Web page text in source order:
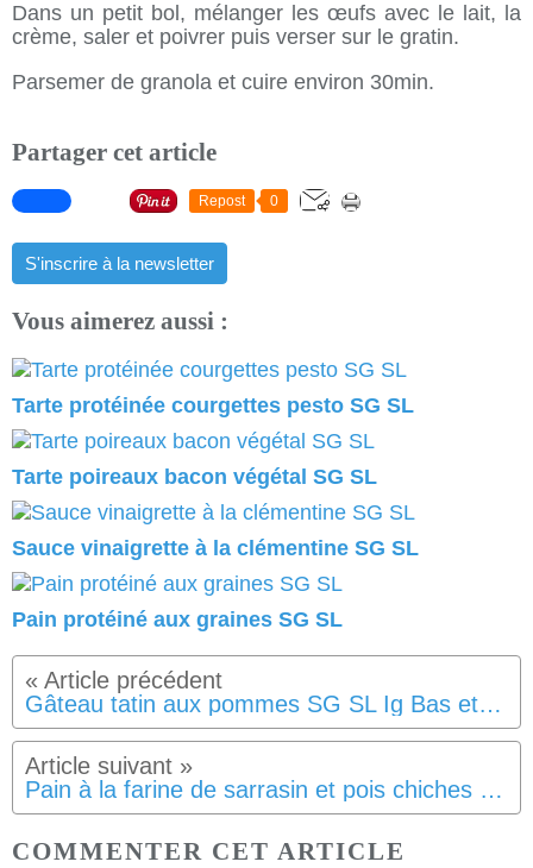
Dans un petit bol, mélanger les œufs avec le lait, la
crème, saler et poivrer puis verser sur le gratin.
Parsemer de granola et cuire environ 30min.
Partager cet article
Repost 0
S'inscrire à la newsletter
Vous aimerez aussi :
Tarte protéinée courgettes pesto SG SL
Tarte poireaux bacon végétal SG SL
Sauce vinaigrette à la clémentine SG SL
Pain protéiné aux graines SG SL
Gâteau tatin aux pommes SG SL Ig Bas et Vegan
Pain à la farine de sarrasin et pois chiches SG SL IG Bas
COMMENTER CET ARTICLE